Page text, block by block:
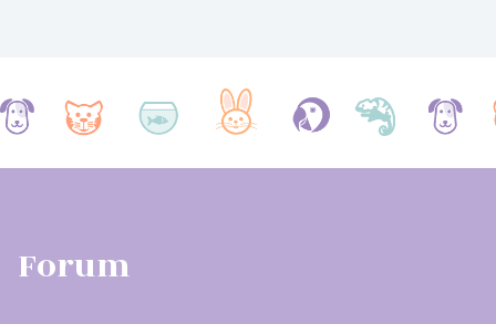
Forum